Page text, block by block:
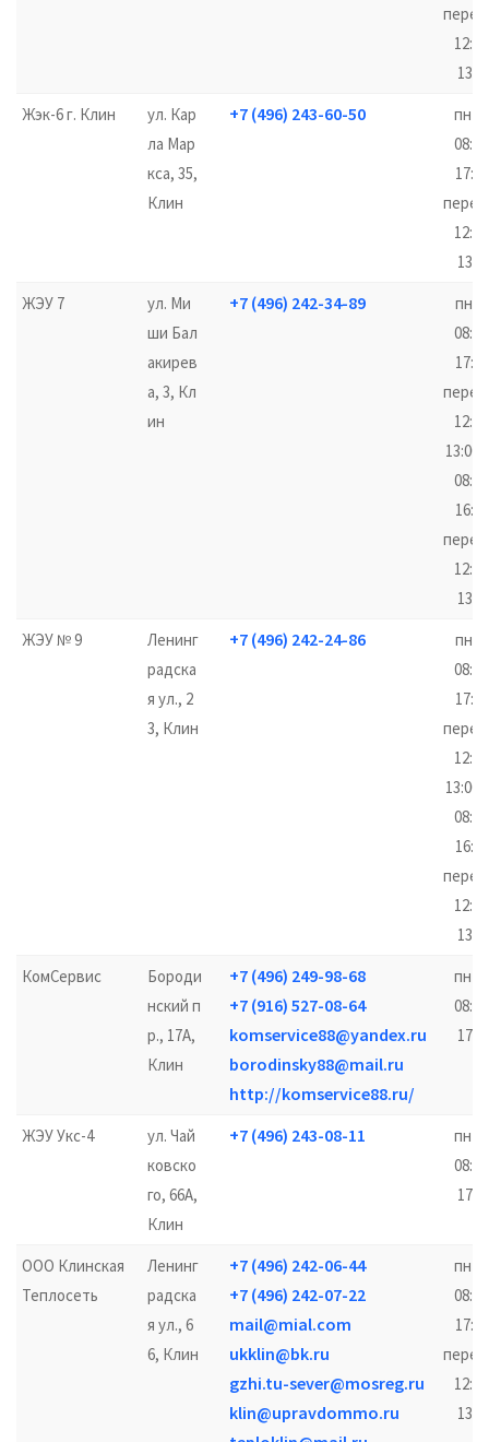
Жэк-6 г. Клин
ул. Кар
ла Мар
кса, 35,
Клин
+7 (496) 243-60-50
пн-
ЖЭУ 7
ул. Ми
ши Бал
акирев
а, 3, Кл
ин
+7 (496) 242-34-89
пн-
13:00,
ЖЭУ № 9
Ленинг
радска
я ул., 2
3, Клин
+7 (496) 242-24-86
пн-
13:00,
КомСервис
Бороди
нский п
р., 17А,
Клин
+7 (496) 249-98-68
+7 (916) 527-08-64
komservice88@yandex.ru
borodinsky88@mail.ru
http://komservice88.ru/
пн-
ЖЭУ Укс-4
ул. Чай
ковско
го, 66А,
Клин
+7 (496) 243-08-11
пн-
ООО Клинская
Теплосеть
Ленинг
радска
я ул., 6
6, Клин
+7 (496) 242-06-44
+7 (496) 242-07-22
mail@mial.com
ukklin@bk.ru
gzhi.tu-sever@mosreg.ru
klin@upravdommo.ru
пн-